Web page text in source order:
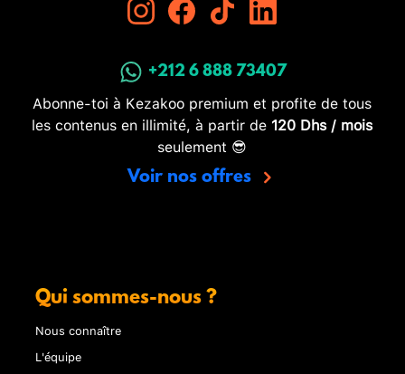
+212 6 888 73407
Abonne-toi à Kezakoo premium et profite de tous
les contenus en illimité, à partir de 120 Dhs / mois
seulement 😎
Voir nos offres
Qui sommes-nous ?
Nous connaître
L'équipe